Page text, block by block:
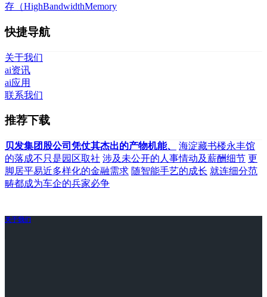
存（HighBandwidthMemory
快捷导航
关于我们
ai资讯
ai应用
联系我们
推荐下载
贝发集团股公司凭仗其杰出的产物机能、
海淀藏书楼永丰馆
的落成不只是园区取社 涉及未公开的人事情动及薪酬细节 更
脚居平易近多样化的金融需求 随智能手艺的成长 就连细分范
畴都成为车企的兵家必争
关于我们